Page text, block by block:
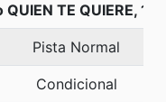
TE QUIERE,
Pista Normal
Condicional